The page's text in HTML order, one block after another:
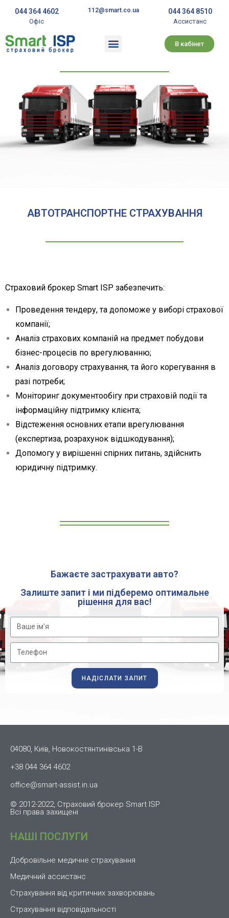
044 364 4602
Офіс
112@smart.co.ua 044 364 8510
Ассистанс
В кабінет
АВТОТРАНСПОРТНЕ СТРАХУВАННЯ
Страховий брокер Smart ISP забезпечить:
Проведення тендеру, та допоможе у виборі страхової
компанії;
Аналіз страхових компаній на предмет побудови
бізнес-процесів по врегулюванню;
Аналіз договору страхування, та його корегування в
разі потреби;
Моніторинг документообігу при страховій події та
інформаційну підтримку клієнта;
Відстеження основних етапи врегулювання
(експертиза, розрахунок відшкодування);
Допомогу у вирішенні спірних питань, здійснить
юридичну підтримку.
Бажаєте застрахувати авто?
Залиште запит і ми підберемо оптимальне
рішення для вас!
НАДІСЛАТИ ЗАПИТ
04080, Київ, Новокостянтинівська 1-В
+38 044 364 4602
office@smart-assist.in.ua
© 2012-2022, Страховий брокер Smart ISP
Всі права захищені
НАШІ ПОСЛУГИ
Добровільне медичне страхування
Медичний ассистанс
Страхування від критичних захворювань
Страхування відповідальності